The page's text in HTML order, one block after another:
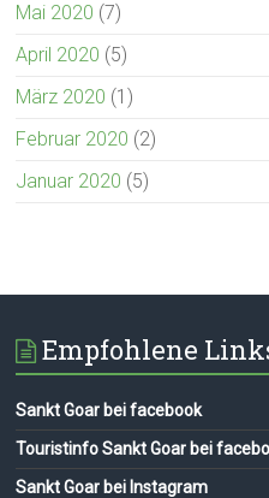
Mai 2020 (7)
April 2020 (5)
März 2020 (1)
Februar 2020 (2)
Januar 2020 (5)
Empfohlene
Sankt Goar bei facebook
Touristinfo Sankt Goar bei
Sankt Goar bei Instagram